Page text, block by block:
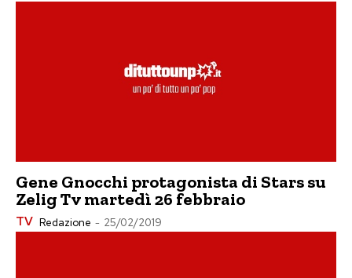
Gene Gnocchi protagonista di Stars su
Zelig Tv martedì 26 febbraio
TV Redazione - 25/02/2019